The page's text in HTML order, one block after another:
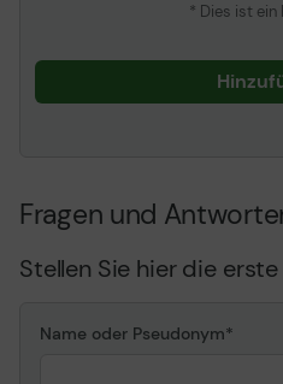
* Dies ist ein
Fragen und
Stellen Sie hier die
Name oder Pseudonym